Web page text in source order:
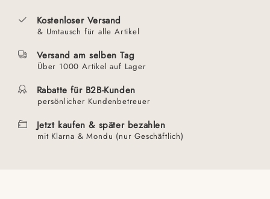
Kostenloser Versand
& Umtausch für alle Artikel
Versand am selben Tag
Über 1000 Artikel auf Lager
Rabatte für B2B-Kunden
persönlicher Kundenbetreuer
Jetzt kaufen & später bezahlen
mit Klarna & Mondu (nur Geschäftlich)